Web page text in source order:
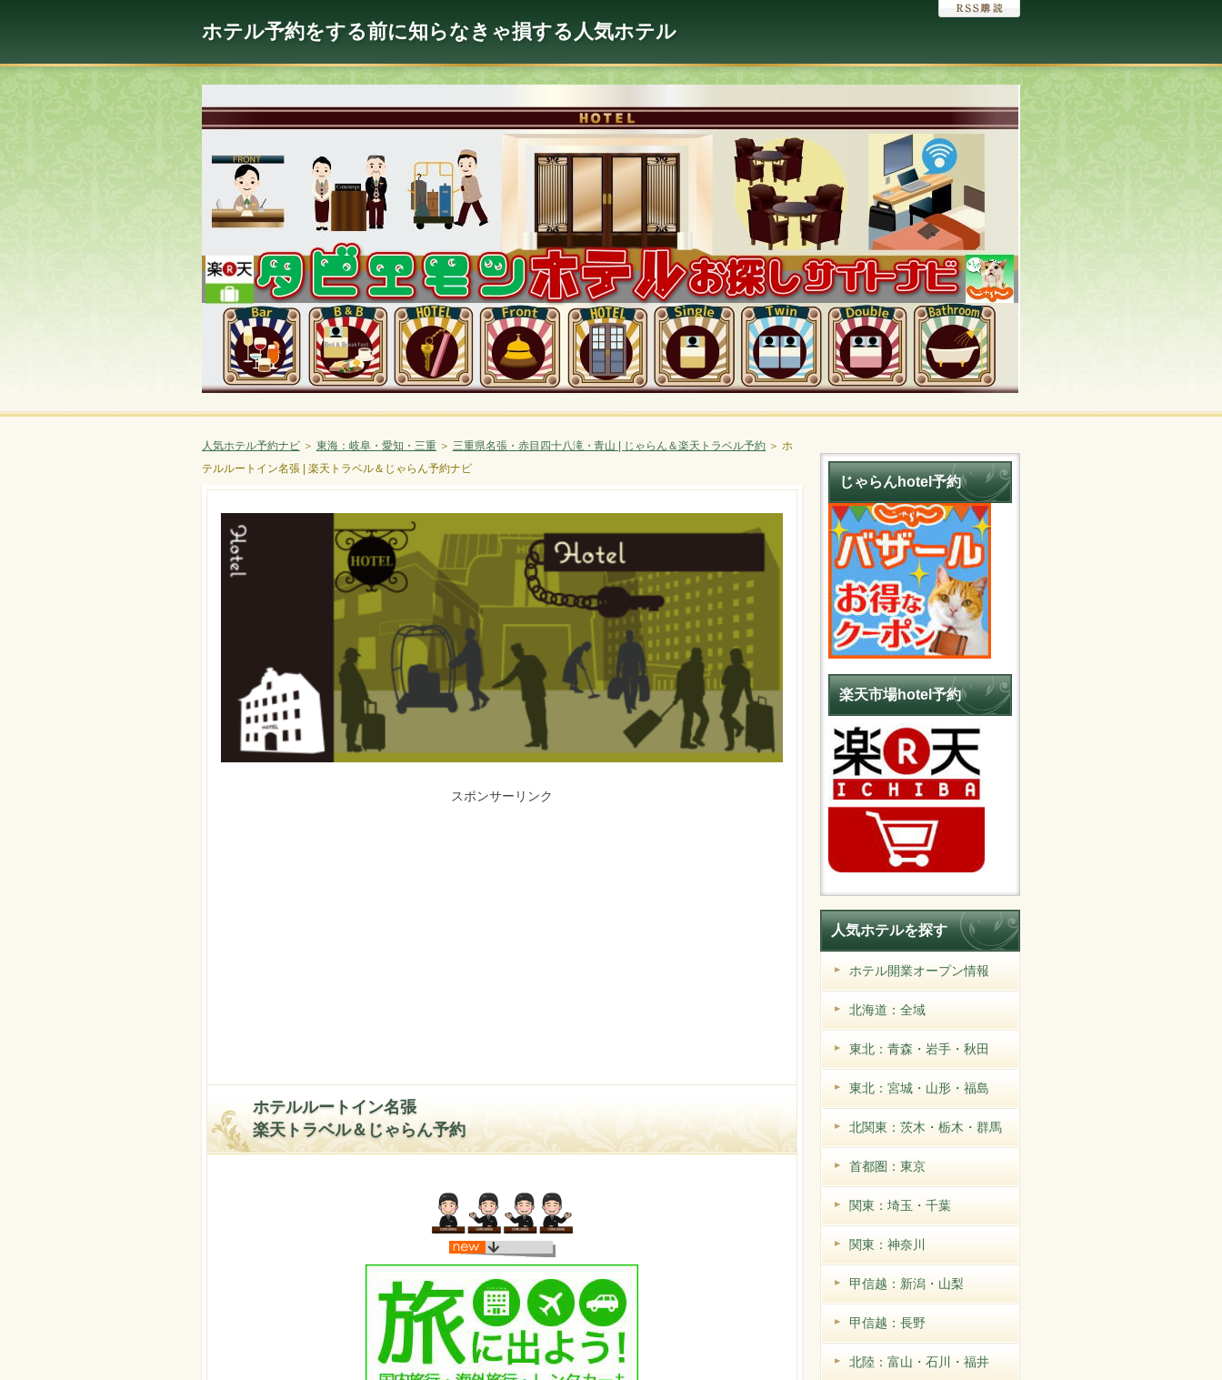
ホテル予約をする前に知らなきゃ損する人気ホテル
人気ホテル予約ナビ＞ 東海：岐阜・愛知・三重＞ 三重県名張・赤目四十八滝・青山 | じゃらん＆楽天トラベル予約 ＞ホ
テルルートイン名張 | 楽天トラベル＆じゃらん予約ナビ
スポンサーリンク
ホテルルートイン名張
楽天トラベル＆じゃらん予約
じゃらんhotel予約
楽天市場hotel予約
人気ホテルを探す
ホテル開業オープン情報
北海道：全域
東北：青森・岩手・秋田
東北：宮城・山形・福島
北関東：茨木・栃木・群馬
首都圏：東京
関東：埼玉・千葉
関東：神奈川
甲信越：新潟・山梨
甲信越：長野
北陸：富山・石川・福井